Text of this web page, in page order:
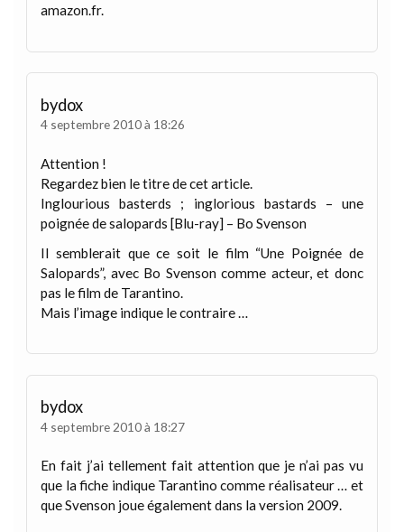
amazon.fr.
bydox
4 septembre 2010 à 18:26
Attention !
Regardez bien le titre de cet article.
Inglourious basterds ; inglorious bastards – une
poignée de salopards [Blu-ray] – Bo Svenson
Il semblerait que ce soit le film “Une Poignée de
Salopards”, avec Bo Svenson comme acteur, et donc
pas le film de Tarantino.
Mais l’image indique le contraire …
bydox
4 septembre 2010 à 18:27
En fait j’ai tellement fait attention que je n’ai pas vu
que la fiche indique Tarantino comme réalisateur … et
que Svenson joue également dans la version 2009.